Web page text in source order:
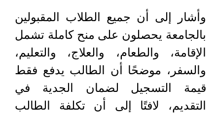
وأشار إلى أن جميع الطلاب المقبولين
بالجامعة يحصلون على منح كاملة تشمل
الإقامة، والطعام، والعلاج، والتعليم،
والسفر، موضحًا أن الطالب يدفع فقط
قيمة التسجيل لضمان الجدية في
التقديم، لافتًا إلى أن تكلفة الطالب